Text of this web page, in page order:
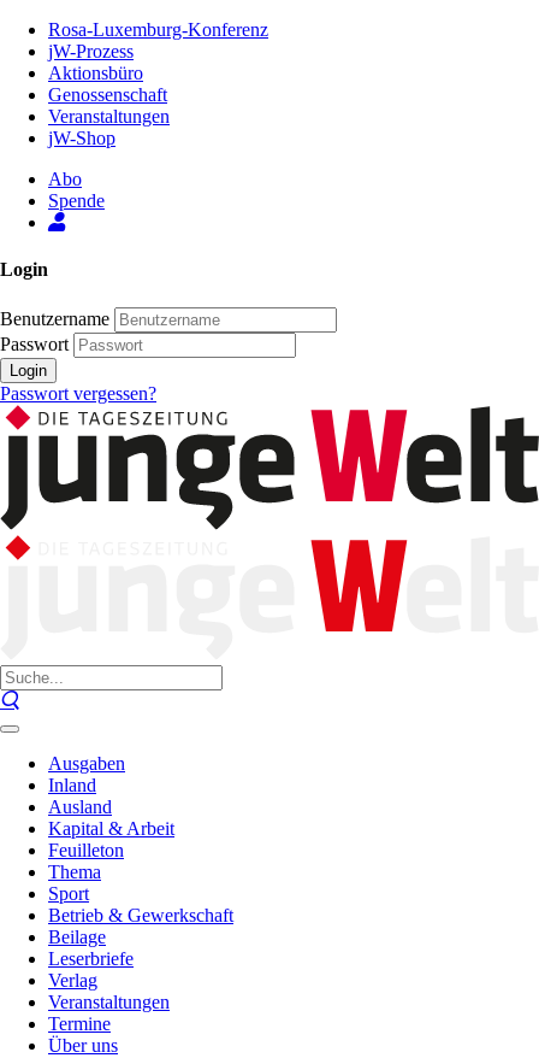
Inhalt
Seite
Rosa-Luxemburg-Konferenz
jW-Prozess
Aktionsbüro
Genossenschaft
Veranstaltungen
jW-Shop
Abo
Spende
Login
Benutzername
Passwort
Login
Passwort vergessen?
Ausgaben
Inland
Ausland
Kapital & Arbeit
Feuilleton
Thema
Sport
Betrieb & Gewerkschaft
Beilage
Leserbriefe
Verlag
Veranstaltungen
Termine
Über uns